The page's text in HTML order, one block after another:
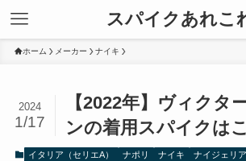
スパイクあれこ
ホーム メーカー ナイキ
【2022年】ヴィクタ
ンの着用スパイクは
2024
1/17
イタリア（セリエA） ナポリ ナイキ ナイジェリ